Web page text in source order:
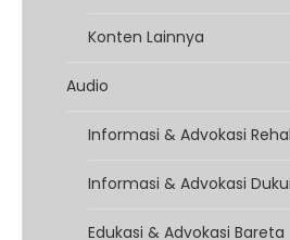
Konten Lainnya
Audio
Informasi & Advokasi
Informasi & Advokasi
Edukasi & Advokasi Bareta